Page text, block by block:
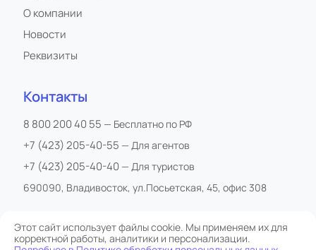
О компании
Новости
Реквизиты
Контакты
8 800 200 40 55 — Бесплатно по РФ
+7 (423) 205-40-55 — Для агентов
+7 (423) 205-40-40 — Для туристов
690090, Владивосток, ул.Посьетская, 45, офис 308
Этот сайт использует файлы cookie. Мы применяем их для
корректной работы, аналитики и персонализации.